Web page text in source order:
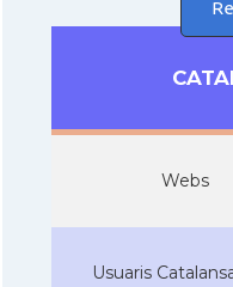
Webs
Usuaris